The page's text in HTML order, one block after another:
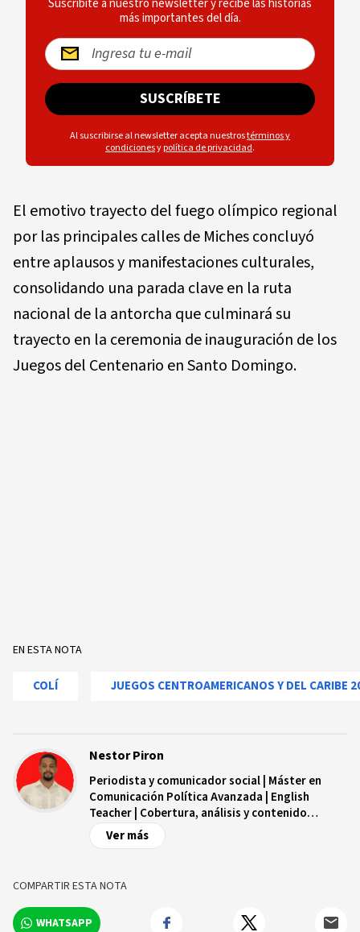
más importantes del día.
SUSCRÍBETE
Al suscribirse al newsletter acepta nuestrostérminos y
condicionesypolítica de privacidad.
El emotivo trayecto del fuego olímpico regional
por las principales calles de Miches concluyó
entre aplausos y manifestaciones culturales,
consolidando una parada clave en la ruta
nacional de la antorcha que culminará su
trayecto en la ceremonia de inauguración de los
Juegos del Centenario en Santo Domingo.
EN ESTA NOTA
COLÍ JUEGOS CENTROAMERICANOS Y DEL CARIBE
Nestor Piron
Periodista y comunicador social | Máster en
Comunicación Política Avanzada | English
Teacher | Cobertura, análisis y contenido
digital.
Ver más
COMPARTIR ESTA NOTA
WHATSAPP